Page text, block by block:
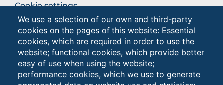
We use a selection of our own and third-party
cookies on the pages of this website: Essential
cookies, which are required in order to use the
website; functional cookies, which provide better
easy of use when using the website;
performance cookies, which we use to generate
BROWSE
THE
SECTION
Cookie settings
Privacy - Studenti
Privacy
Browse
the